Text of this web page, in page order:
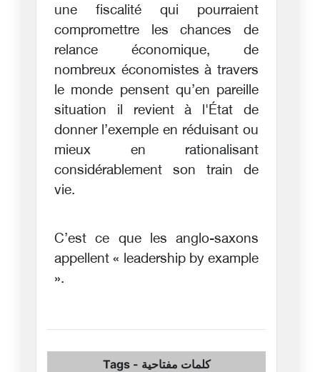
une fiscalité qui pourraient
compromettre les chances de
relance économique, de
nombreux économistes à travers
le monde pensent qu’en pareille
situation il revient à l'État de
donner l’exemple en réduisant ou
mieux en rationalisant
considérablement son train de
vie.
C’est ce que les anglo-saxons
appellent « leadership by example
».
Tags- كلمات مفتاحية